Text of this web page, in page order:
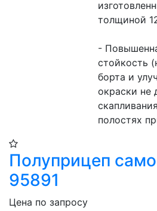
толщиной
-
стойкость
борта и
окраски не
полостях
Полуприцеп
95891
Цена по запросу